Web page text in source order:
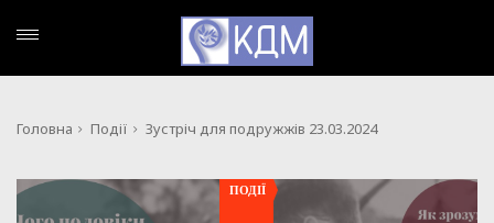
Головна Події Зустріч для подружжів 23.03.2024
ПОДІЇ